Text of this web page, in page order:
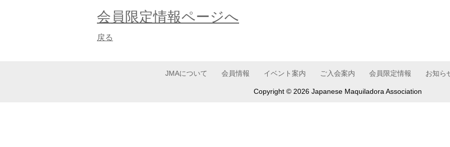
会員限定情報ページへ
戻る
JMAについて 会員情報 イベント案内 ご入会案内 会員限定情報 お知ら
Copyright © 2026 Japanese Maquiladora Association